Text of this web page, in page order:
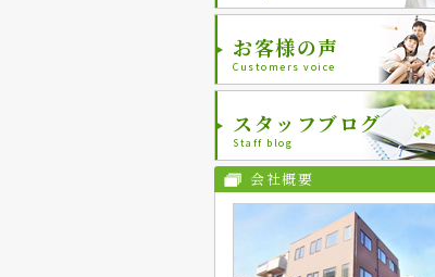
お客様の声
Customers voice
スタッフブログ
Staff blog
会社概要